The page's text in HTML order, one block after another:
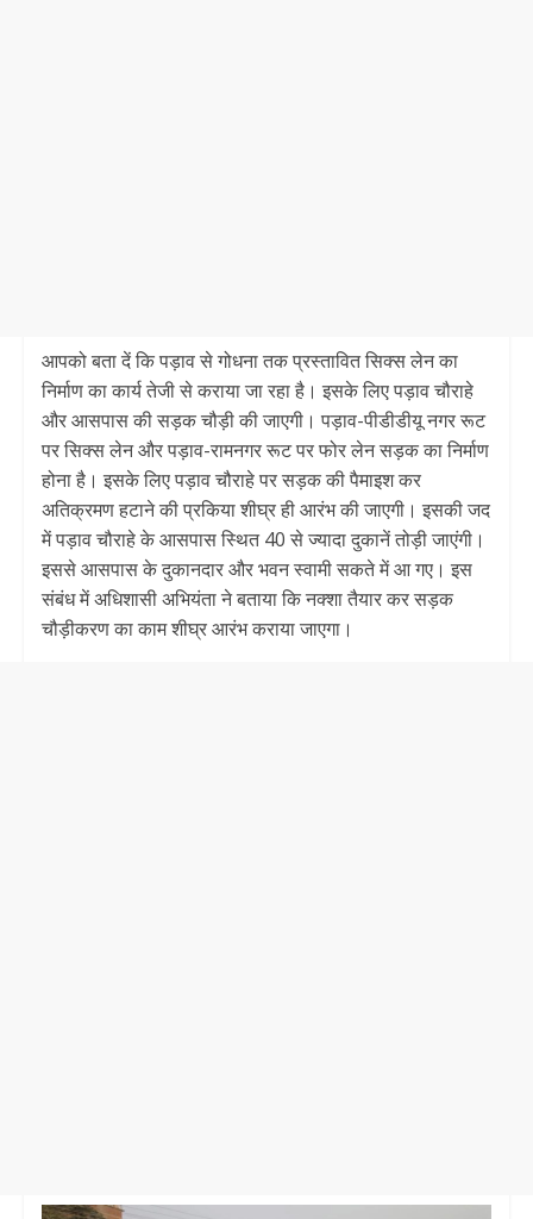
आपको बता दें कि पड़ाव से गोधना तक प्रस्तावित सिक्स लेन का
निर्माण का कार्य तेजी से कराया जा रहा है। इसके लिए पड़ाव चौराहे
और आसपास की सड़क चौड़ी की जाएगी। पड़ाव-पीडीडीयू नगर रूट
पर सिक्स लेन और पड़ाव-रामनगर रूट पर फोर लेन सड़क का निर्माण
होना है। इसके लिए पड़ाव चौराहे पर सड़क की पैमाइश कर
अतिक्रमण हटाने की प्रकिया शीघ्र ही आरंभ की जाएगी। इसकी जद
में पड़ाव चौराहे के आसपास स्थित 40 से ज्यादा दुकानें तोड़ी जाएंगी।
इससे आसपास के दुकानदार और भवन स्वामी सकते में आ गए। इस
संबंध में अधिशासी अभियंता ने बताया कि नक्शा तैयार कर सड़क
चौड़ीकरण का काम शीघ्र आरंभ कराया जाएगा।